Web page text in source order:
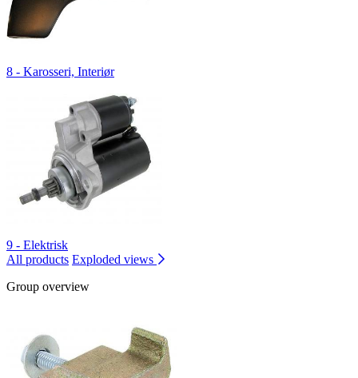
8 - Karosseri, Interiør
9 - Elektrisk
All products Exploded views
Group overview